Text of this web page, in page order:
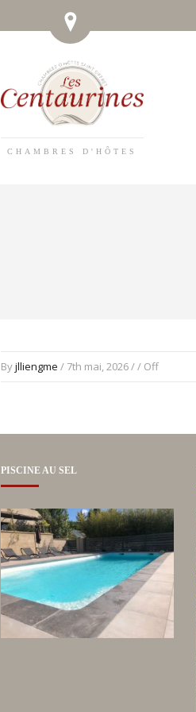
CHAMBRES D'HÔTES
Byjlliengme / 7th mai, 2026 / / Off
PISCINE AU SEL